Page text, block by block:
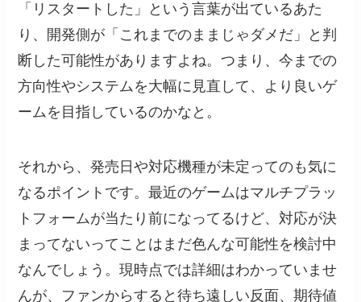
「リスタートした」という言葉が出ているあた
り、開発側が「これまでのままじゃダメだ」と判
断した可能性がありますよね。つまり、今までの
方向性やシステムを大幅に見直して、より良いゲ
ームを目指しているのかなと。
それから、発売日や対応機種が未定ってのも気に
なるポイントです。最近のゲームはマルチプラッ
トフォームが当たり前になってるけど、対応が決
まってないってことはまだ色んな可能性を検討中
なんでしょう。現時点では詳細はわかっていませ
んが、ファンからすると待ち遠しい反面、期待値